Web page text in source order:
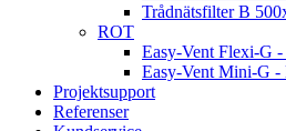
Trådnätsfilter B
ROT
Easy-Vent Flexi-G
Easy-Vent Mini-G -
Projektsupport
Referenser